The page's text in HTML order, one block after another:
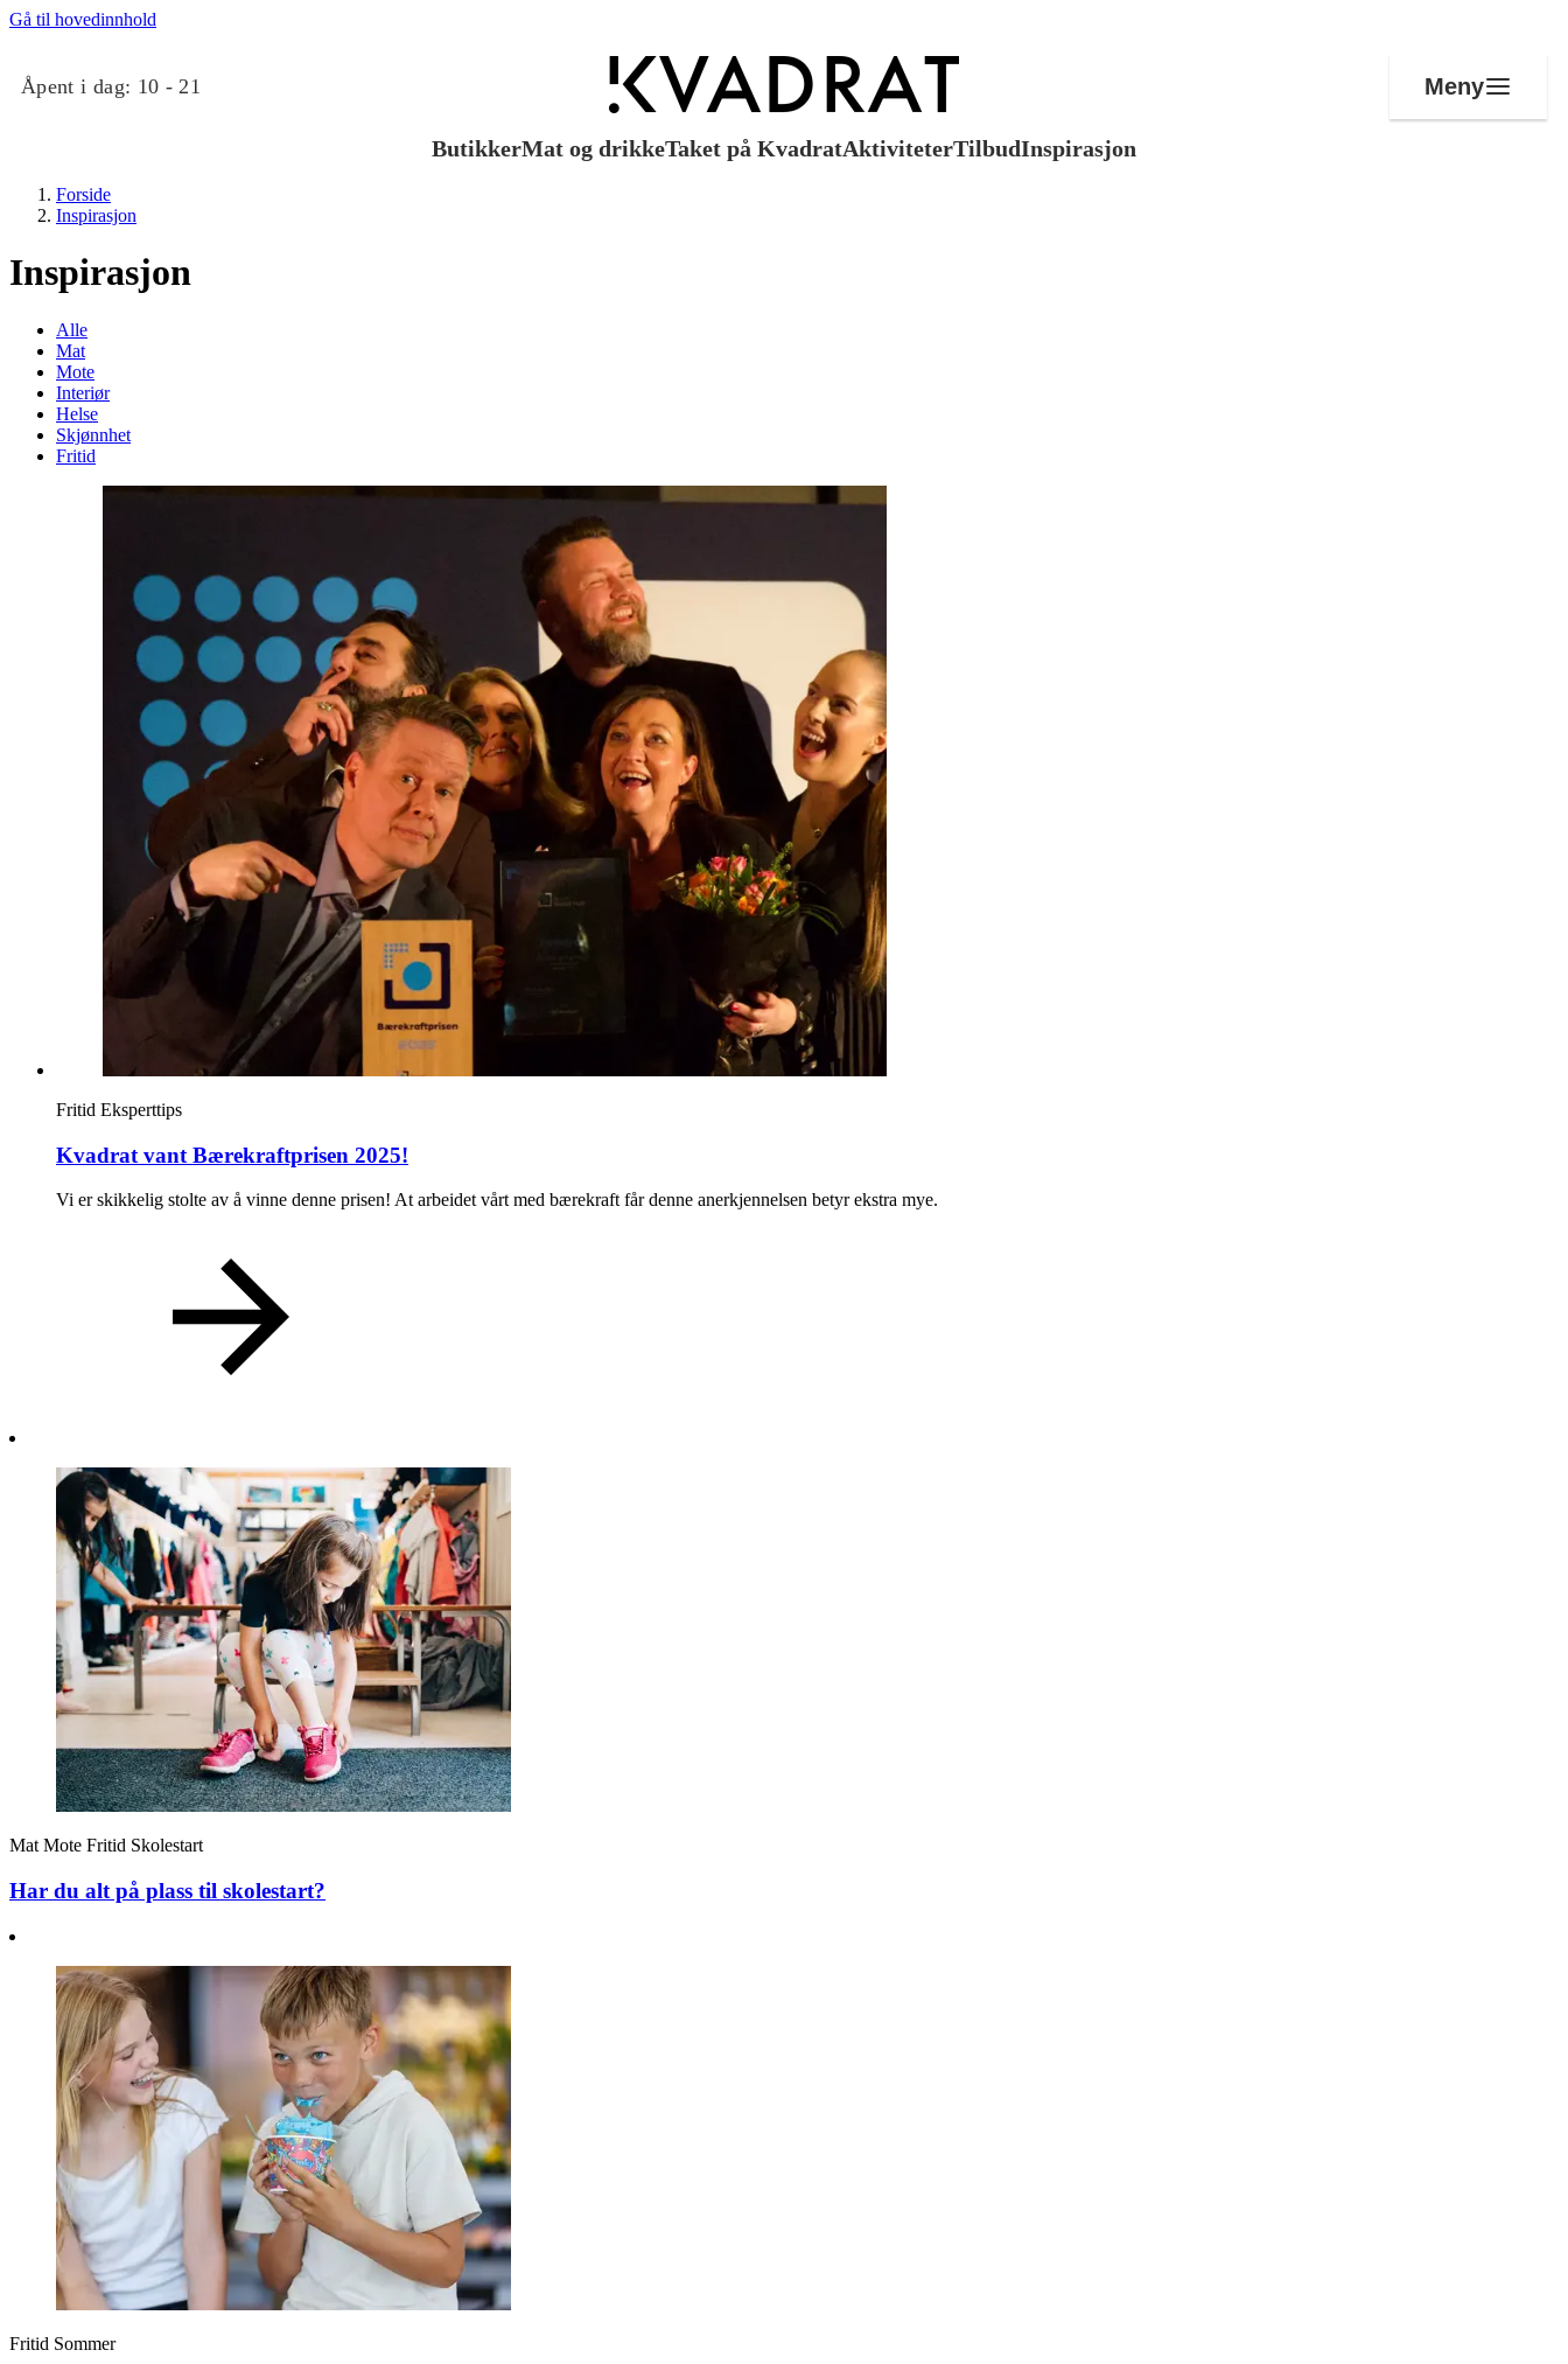
Gå til hovedinnhold
Åpent i dag: 10 - 21 Meny
ButikkerMat og drikkeTaket på KvadratAktiviteterTilbudInspirasjon
Mat og drikke
Aktiviteter
Tilbud
Inspirasjon
Søk
Åpningstider
Praktisk informasjon
Ledige stillinger
Forside
Inspirasjon
Inspirasjon
Alle
Mat
Mote
Interiør
Helse
Skjønnhet
Fritid
Fritid Eksperttips
Kvadrat vant Bærekraftprisen 2025!
Vi er skikkelig stolte av å vinne denne prisen! At arbeidet vårt med bærekraft får denne anerkjennelsen betyr ekstra mye.
Mat Mote Fritid Skolestart
Har du alt på plass til skolestart?
Fritid Sommer